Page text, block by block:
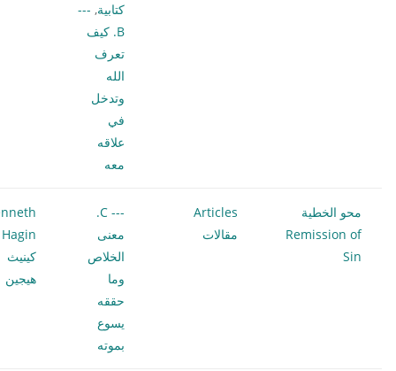
كتابية,
---
B. كيف
تعرف
الله
وتدخل
في
علاقه
معه
محو الخطية
Remission of
Sin
Articles
مقالات
--- C.
معنى
الخلاص
وما
حققه
يسوع
بموته
كينيث
هيجين